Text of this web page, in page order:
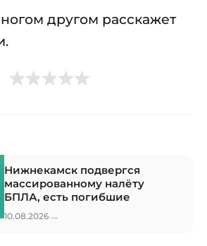
другом расскажет
Нижнекамск подвергся
массированному налёту
БПЛА, есть погибшие
10.08.2026 →